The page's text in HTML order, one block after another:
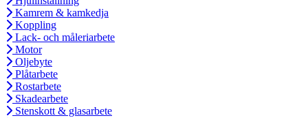
Kamrem & kamkedja
Koppling
Lack- och måleriarbete
Motor
Oljebyte
Plåtarbete
Rostarbete
Skadearbete
Stenskott & glasarbete